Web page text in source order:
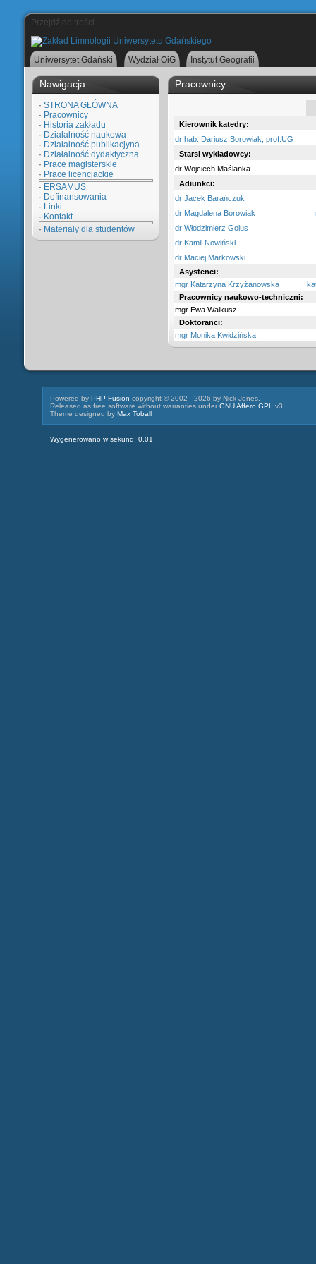
Przejdź do treści
Uniwersytet Gdański Wydział OiG Instytut Geografii
Nawigacja
· STRONA GŁÓWNA
· Pracownicy
· Historia zakładu
· Działalność naukowa
· Działalność publikacjyna
· Działalność dydaktyczna
· Prace magisterskie
· Prace licencjackie
· ERSAMUS
· Dofinansowania
· Linki
· Kontakt
· Materiały dla studentów
Pracownicy
Kierownik katedry:
dr hab. Dariusz Borowiak, prof.UG
Starsi wykładowcy:
dr Wojciech Maślanka
Adiunkci:
dr Jacek Barańczuk
dr Magdalena Borowiak
dr Włodzimierz Golus
dr Kamil Nowiński
dr Maciej Markowski
Asystenci:
mgr Katarzyna Krzyżanowska
Pracownicy naukowo-techniczni:
mgr Ewa Walkusz
Doktoranci:
mgr Monika Kwidzińska
Powered byPHP-Fusion copyright © 2002 - 2026 by Nick Jones.
Released as free software without warranties underGNU Affero GPL
v3.
Theme designed byMax Toball
Wygenerowano w sekund: 0.01